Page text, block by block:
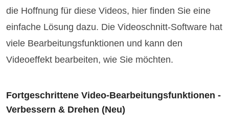
die Hoffnung für diese Videos, hier finden Sie eine
einfache Lösung dazu. Die Videoschnitt-Software hat
viele Bearbeitungsfunktionen und kann den
Videoeffekt bearbeiten, wie Sie möchten.
Fortgeschrittene Video-Bearbeitungsfunktionen -
Verbessern & Drehen (Neu)